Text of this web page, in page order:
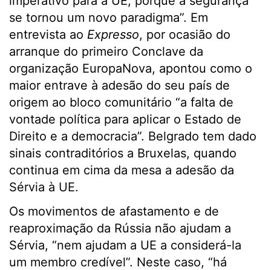
se tornou um novo paradigma”. Em
entrevista ao Expresso, por ocasião do
arranque do primeiro Conclave da
organização EuropaNova, apontou como o
maior entrave à adesão do seu país de
origem ao bloco comunitário “a falta de
vontade política para aplicar o Estado de
Direito e a democracia”. Belgrado tem dado
sinais contraditórios a Bruxelas, quando
continua em cima da mesa a adesão da
Sérvia à UE.
Os movimentos de afastamento e de
reaproximação da Rússia não ajudam a
Sérvia, “nem ajudam a UE a considerá-la
um membro credível”. Neste caso, “há